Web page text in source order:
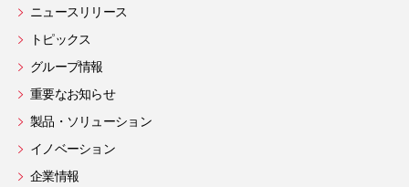
ニュースリリース
トピックス
グループ情報
重要なお知らせ
製品・ソリューション
イノベーション
企業情報